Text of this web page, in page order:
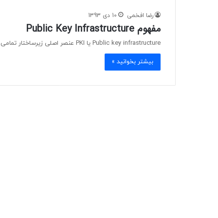
رضا افخمی 10 دی 1393
مفهوم Public Key Infrastructure
Public key infrastructure یا PKI عنصر اصلی زیرساختار تمامی سازمان های جدید و مدرن است. تقریبا تمامی سازمان های امروزی…
بیشتر بخوانید »